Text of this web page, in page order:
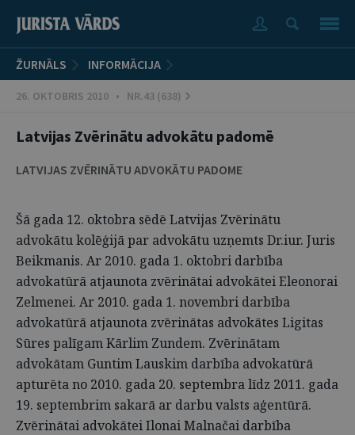
ŽURNĀLS INFORMĀCIJA
26. OKTOBRIS 2010 • NR.43 (638)
Latvijas Zvērinātu advokātu padomē
LATVIJAS ZVĒRINĀTU ADVOKĀTU PADOME
Šā gada 12. oktobra sēdē Latvijas Zvērinātu
advokātu kolēģijā par advokātu uzņemts Dr.iur. Juris
Beikmanis. Ar 2010. gada 1. oktobri darbība
advokatūrā atjaunota zvērinātai advokātei Eleonorai
Zelmenei. Ar 2010. gada 1. novembri darbība
advokatūrā atjaunota zvērinātas advokātes Ligitas
Sūres palīgam Kārlim Zundem. Zvērinātam
advokātam Guntim Lauskim darbība advokatūrā
apturēta no 2010. gada 20. septembra līdz 2011. gada
19. septembrim sakarā ar darbu valsts aģentūrā.
Zvērinātai advokātei Ilonai Malnačai darbība